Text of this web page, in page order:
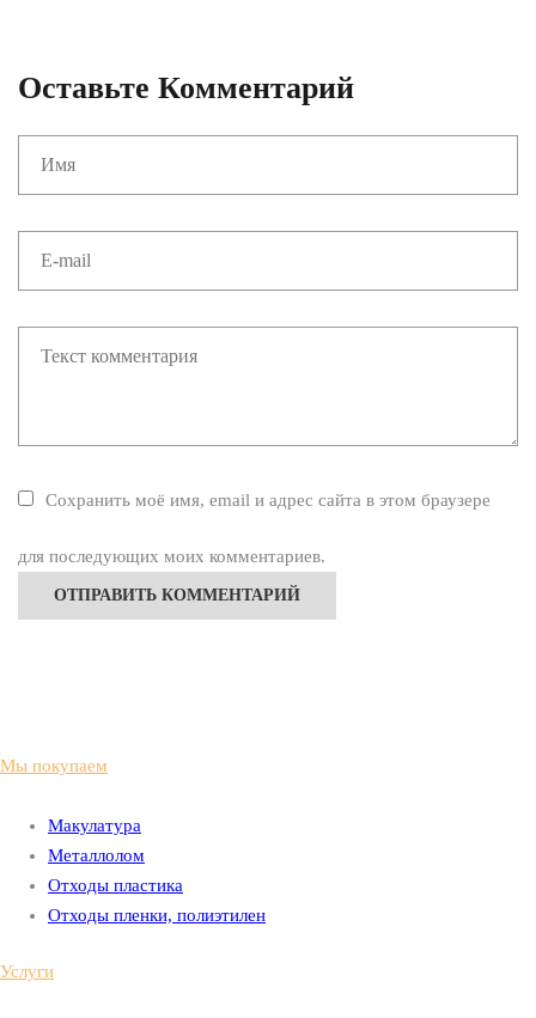
Оставьте Комментарий
Сохранить моё имя, email и адрес сайта в этом браузере
для последующих моих комментариев.
Мы покупаем
Макулатура
Металлолом
Отходы пластика
Отходы пленки, полиэтилен
Услуги